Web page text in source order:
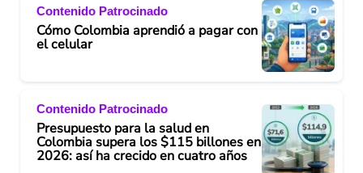
Contenido Patrocinado
Cómo Colombia aprendió a pagar con
el celular
Contenido Patrocinado
Presupuesto para la salud en
Colombia supera los $115 billones en
2026: así ha crecido en cuatro años